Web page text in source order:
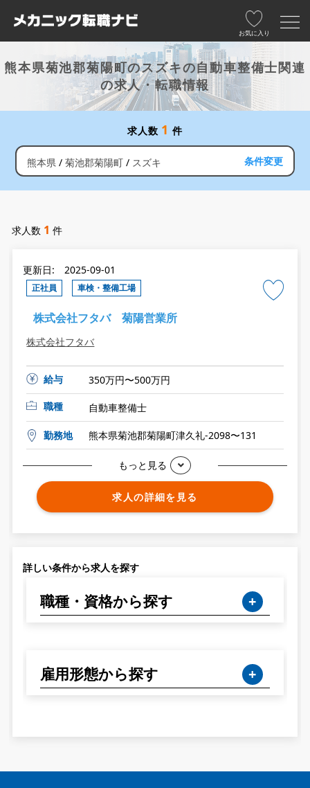
お気に入り
熊本県菊池郡菊陽町のスズキの自動車整備士関連
の求人・転職情報
求人数 1 件
熊本県 菊池郡菊陽町 スズキ 条件変更
求人数 1 件
更新日: 2025-09-01
正社員 車検・整備工場
株式会社フタバ 菊陽営業所
株式会社フタバ
給与
350万円〜500万円
職種
自動車整備士
勤務地 熊本県菊池郡菊陽町津久礼-2098〜131
もっと見る
求人の詳細を見る
詳しい条件から求人を探す
職種・資格から探す
雇用形態から探す